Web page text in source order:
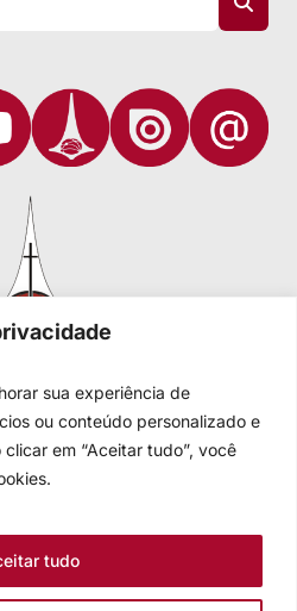
sua experiência de
ou conteúdo personalizado e
em “Aceitar tudo”, você
tudo
Luterana no Brasil
Passos, 202/4º andar Centro -
conosco